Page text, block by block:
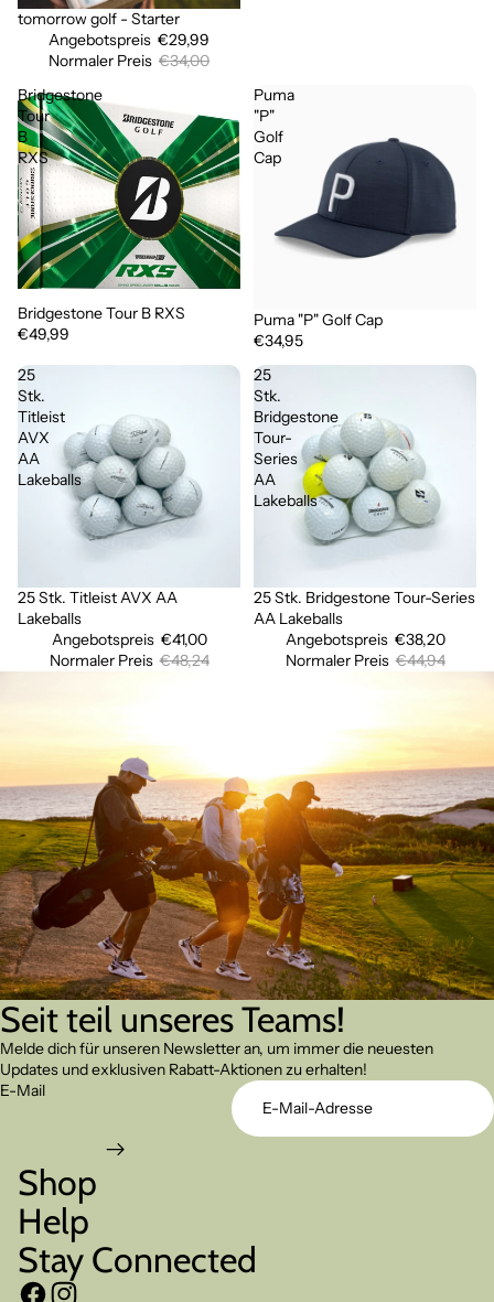
Sale
tomorrow golf - Starter
Angebotspreis €29,99
Normaler Preis €34,00
Bridgestone
Tour
B
RXS
Bridgestone Tour B RXS
€49,99
Puma
"P"
Golf
Cap
Puma "P" Golf Cap
€34,95
25
Stk.
Titleist
AVX
AA
Lakeballs
Ausverkauft
25 Stk. Titleist AVX AA
Lakeballs
Angebotspreis €41,00
Normaler Preis €48,24
25
Stk.
Bridgestone
Tour-
Series
AA
Lakeballs
Sale
25 Stk. Bridgestone Tour-Series
AA Lakeballs
Angebotspreis €38,20
Normaler Preis €44,94
Seit teil unseres Teams!
Melde dich für unseren Newsletter an, um immer die neuesten
Updates und exklusiven Rabatt-Aktionen zu erhalten!
E-Mail
Shop
Help
Stay Connected